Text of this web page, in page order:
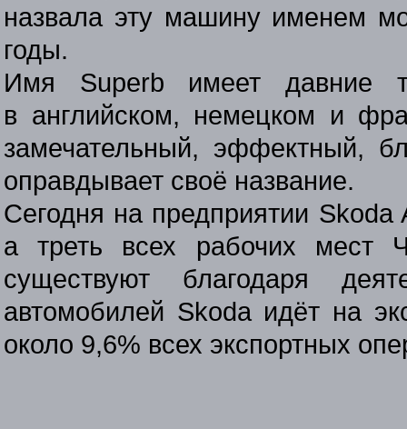
назвала эту машину именем
годы.
Имя Superb имеет давние
в английском, немецком и
замечательный, эффектный,
оправдывает своё название.
Сегодня на предприятии Skoda
а треть всех рабочих мест
существуют благодаря
автомобилей Skoda идёт на
около 9,6% всех экспортных